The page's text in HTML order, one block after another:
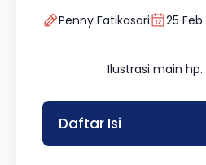
Penny Fatikasari 25 Feb
Ilustrasi main
Daftar Isi